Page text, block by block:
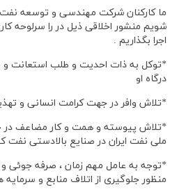
ما کارکنان شرکت مهندسی و توسعه نفت
شویم منشور اخلاقی ذیل در را سرلوحه
اجرا بگذاریم .
*توکل به ذات احدیت و طلب استعانت و
درگاه او
*تلاش وافر در جهت کرامت انسانی و
*تلاش پیوسته و همت و کار مضاعف
ملی نفت ایران در صنایع بالادستی نفت
*توجه به عامل مهم زمان ، صرفه جوئی
منظور جلوگیری از اتلاف منابع و